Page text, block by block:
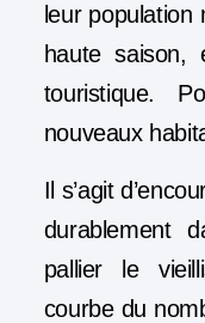
leur population
haute saison,
touristique.
nouveaux
Il s’agit
durablement
pallier le
courbe du